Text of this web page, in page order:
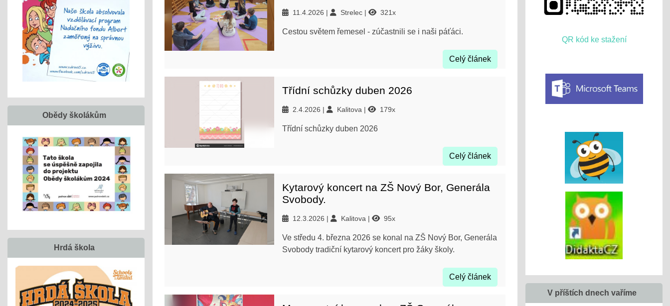
11.4.2026 Strelec 321x
Cestou světem řemesel - zúčastnili se i naši páťáci.
Celý článek
Třídní schůzky duben 2026
2.4.2026 Kalitova 179x
Třídní schůzky duben 2026
Celý článek
Kytarový koncert na ZŠ Nový Bor, Generála
Svobody.
12.3.2026 Kalitova 95x
Ve středu 4. března 2026 se konal na ZŠ Nový Bor, Generála
Svobody tradiční kytarový koncert pro žáky školy.
Celý článek
Obědy školákům
Hrdá škola
QR kód ke stažení
V příštích dnech vaříme